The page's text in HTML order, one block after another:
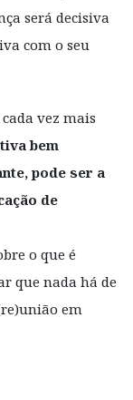
será decisiva
com o seu
vez mais
bem
pode ser a
de
o que é
que nada há de
em